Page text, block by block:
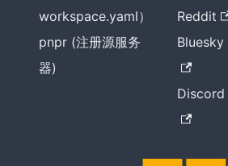
workspace.yaml）
pnpr (注册源服务
器)
Reddit
Bluesky
Discord